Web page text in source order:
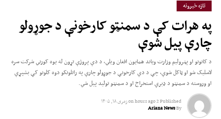
تازه خبرونه
په هرات کې د سمنټو کارخونې د جوړولو
چارې پیل شوې
د کانونو او پټرولیم وزارت ویاند همایون افغان ويلي، د دې پروژې تړون له یوه کورني شرکت سره
لاسلیک شو او ټاکل شوې، چې د دې کارخونې د جوړولو چارې په راتلونکو دوه کلونو کې بشپړې
او وروسته د سمنټو د ډبرې استخراج او د سمنټو تولید پیل شي.
Published
2 hours ago
onزمری ۱۸, ۱۴۰۵
By
Ariana News